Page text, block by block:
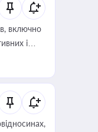
включно
і